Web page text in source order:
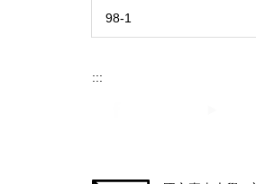
98-1
:::